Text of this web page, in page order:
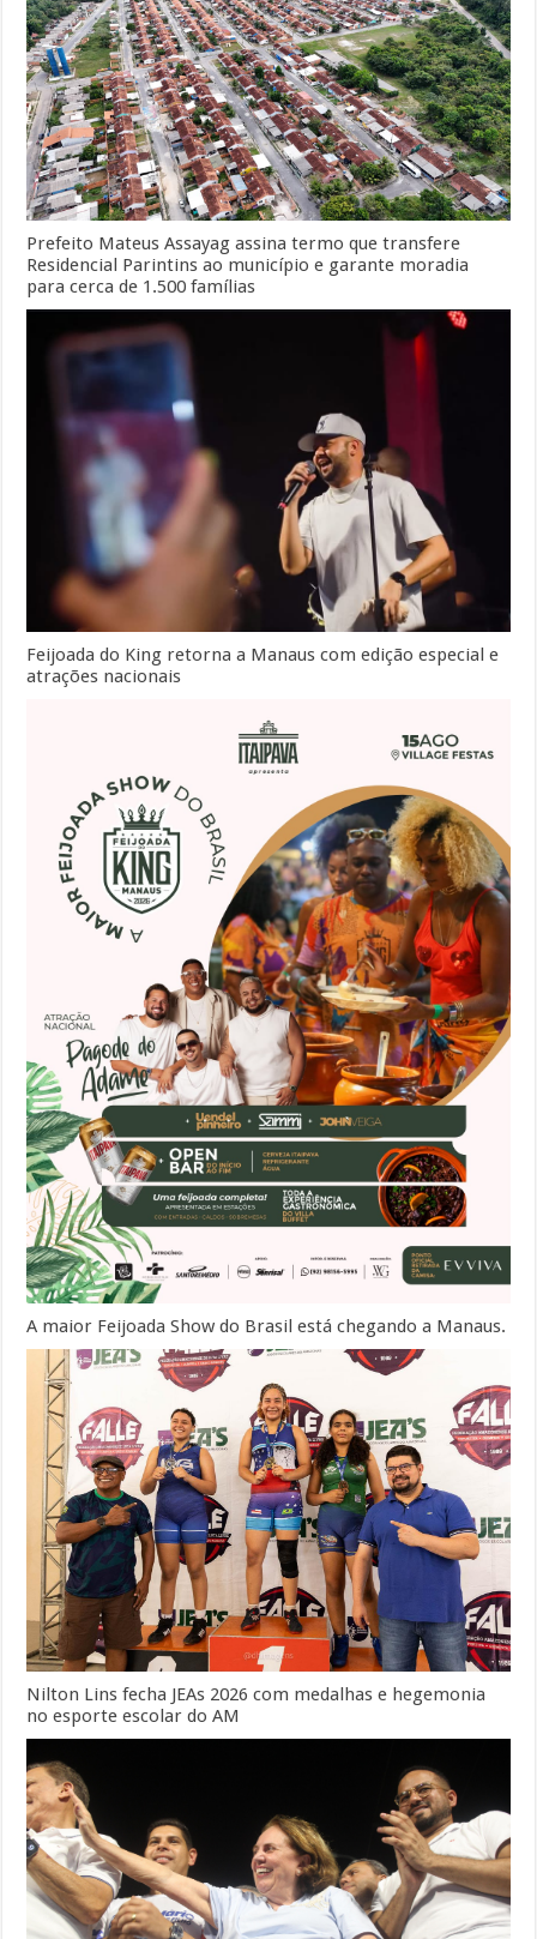
Prefeito Mateus Assayag assina termo que transfere
Residencial Parintins ao município e garante moradia
para cerca de 1.500 famílias
Feijoada do King retorna a Manaus com edição especial e
atrações nacionais
A maior Feijoada Show do Brasil está chegando a Manaus.
Nilton Lins fecha JEAs 2026 com medalhas e hegemonia
no esporte escolar do AM